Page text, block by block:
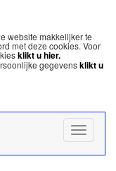
website makkelijker te
met deze cookies. Voor
klikt u hier.
gegevensklikt u